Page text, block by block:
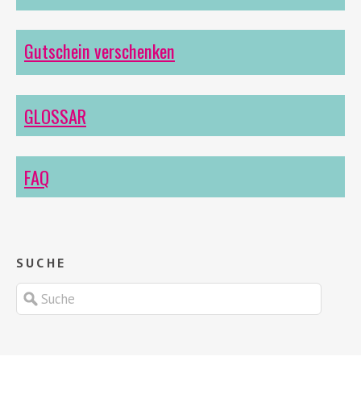
Gutschein verschenken
GLOSSAR
FAQ
SUCHE